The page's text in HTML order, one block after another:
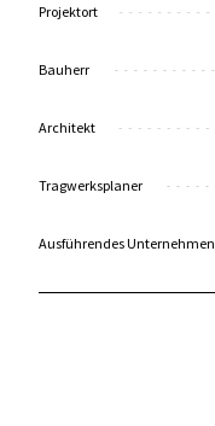
Projektort
Bauherr
Architekt
Tragwerksplaner
Ausführendes Unternehmen